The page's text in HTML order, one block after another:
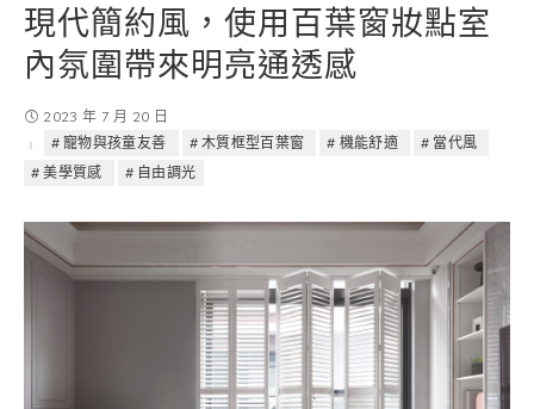
現代簡約風，使用百葉窗妝點室
內氛圍帶來明亮通透感
2023 年 7 月 20 日
寵物與孩童友善
木質框型百葉窗 機能舒適
當代風
美學質感
自由調光